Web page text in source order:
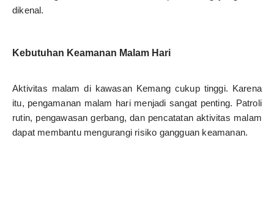
dikenal.
Kebutuhan Keamanan Malam Hari
Aktivitas malam di kawasan Kemang cukup tinggi. Karena
itu, pengamanan malam hari menjadi sangat penting. Patroli
rutin, pengawasan gerbang, dan pencatatan aktivitas malam
dapat membantu mengurangi risiko gangguan keamanan.